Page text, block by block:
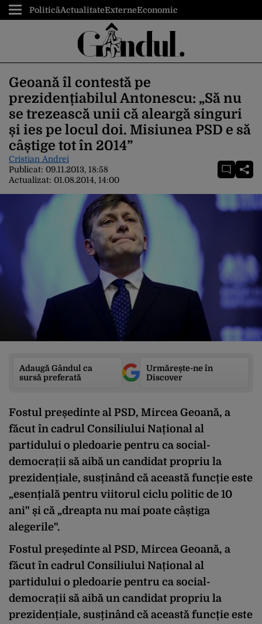
PoliticăActualitateExterneEconomic
Geoană îl contestă pe
prezidențiabilul Antonescu: „Să nu
se trezească unii că aleargă singuri
și ies pe locul doi. Misiunea PSD e să
câștige tot în 2014”
Cristian Andrei
Publicat: 09.11.2013, 18:58
Actualizat: 01.08.2014, 14:00
Adaugă Gândul ca
sursă preferată
Urmărește-ne în
Discover
Fostul președinte al PSD, Mircea Geoană, a
făcut în cadrul Consiliului Național al
partidului o pledoarie pentru ca social-
democrații să aibă un candidat propriu la
prezidențiale, susținând că această funcție este
„esențială pentru viitorul ciclu politic de 10
ani" și că „dreapta nu mai poate câștiga
alegerile".
Fostul președinte al PSD, Mircea Geoană, a
făcut în cadrul Consiliului Național al
partidului o pledoarie pentru ca social-
democrații să aibă un candidat propriu la
prezidențiale, susținând că această funcție este